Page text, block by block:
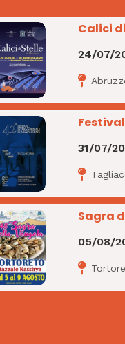
Calici
24/07/
31/07/
Sagra
05/08/